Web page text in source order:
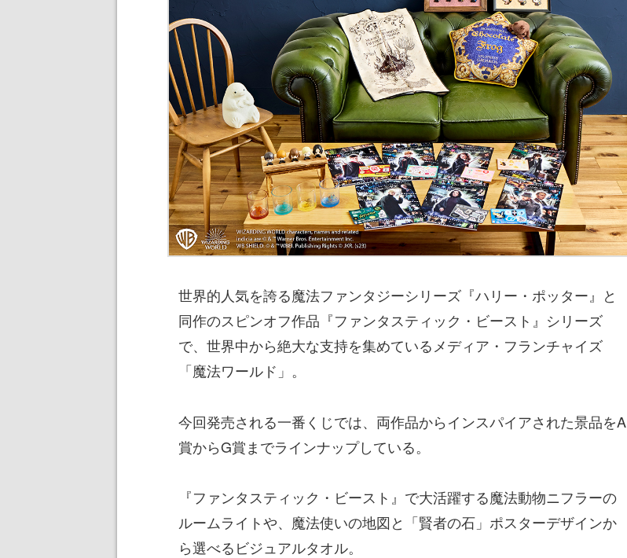
世界的人気を誇る魔法ファンタジーシリーズ『ハリー・ポッター』と
同作のスピンオフ作品『ファンタスティック・ビースト』シリーズ
で、世界中から絶大な支持を集めているメディア・フランチャイズ
「魔法ワールド」。
今回発売される一番くじでは、両作品からインスパイアされた景品をA
賞からG賞までラインナップしている。
『ファンタスティック・ビースト』で大活躍する魔法動物ニフラーの
ルームライトや、魔法使いの地図と「賢者の石」ポスターデザインか
ら選べるビジュアルタオル。